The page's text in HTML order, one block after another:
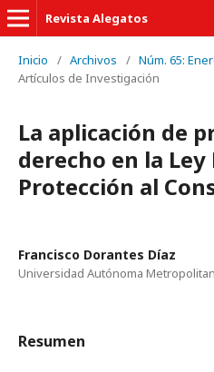
Revista Alegatos
Inicio / Archivos / Núm. 65:
Artículos de Investigación
La aplicación de
derecho en la Ley
Protección al
Francisco Dorantes Díaz
Universidad Autónoma
Resumen